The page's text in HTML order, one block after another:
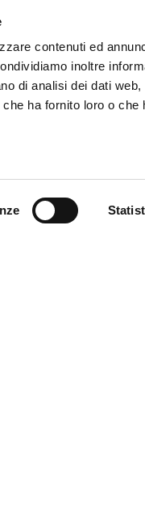
contenuti ed
inoltre
di analisi dei dati
ha fornito loro o
di
Excellence